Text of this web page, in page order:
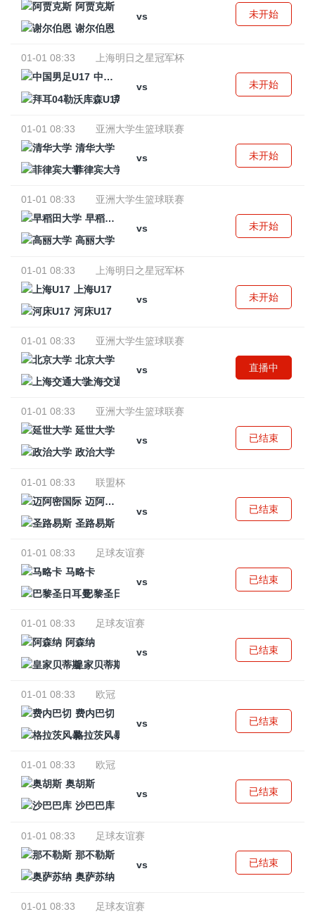
阿贾克斯
vs
谢尔伯恩
未开始
01-01 08:33
上海明日之星冠军杯
中国男足U17
vs
拜耳04勒沃库森U17
未开始
01-01 08:33
亚洲大学生篮球联赛
清华大学
vs
菲律宾大学
未开始
01-01 08:33
亚洲大学生篮球联赛
早稻田大学
vs
高丽大学
未开始
01-01 08:33
上海明日之星冠军杯
上海U17
vs
河床U17
未开始
01-01 08:33
亚洲大学生篮球联赛
北京大学
vs
上海交通大学
直播中
01-01 08:33
亚洲大学生篮球联赛
延世大学
vs
政治大学
已结束
01-01 08:33
联盟杯
迈阿密国际
vs
圣路易斯
已结束
01-01 08:33
足球友谊赛
马略卡
vs
巴黎圣日耳曼
已结束
01-01 08:33
足球友谊赛
阿森纳
vs
皇家贝蒂斯
已结束
01-01 08:33
欧冠
费内巴切
vs
格拉茨风暴
已结束
01-01 08:33
欧冠
奥胡斯
vs
沙巴巴库
已结束
01-01 08:33
足球友谊赛
那不勒斯
vs
奥萨苏纳
已结束
01-01 08:33 足球友谊赛